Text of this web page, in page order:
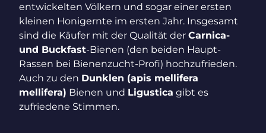
entwickelten Völkern und sogar einer ersten
kleinen Honigernte im ersten Jahr. Insgesamt
sind die Käufer mit der Qualität der Carnica-
und Buckfast-Bienen (den beiden Haupt-
Rassen bei Bienenzucht-Profi) hochzufrieden.
Auch zu den Dunklen (apis mellifera
mellifera) Bienen und Ligustica gibt es
zufriedene Stimmen.